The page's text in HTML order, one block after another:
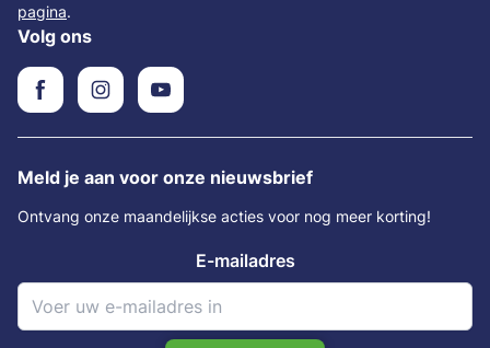
pagina.
Volg ons
Meld je aan voor onze nieuwsbrief
Ontvang onze maandelijkse acties voor nog meer korting!
E-mailadres